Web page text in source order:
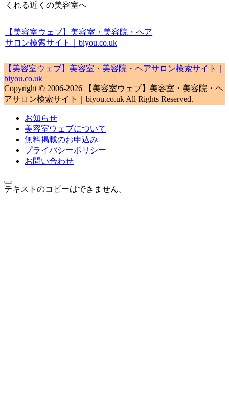
くれる近くの美容室へ
【美容室ウェブ】美容室・美容院・ヘア
サロン検索サイト｜biyou.co.uk
【美容室ウェブ】美容室・美容院・ヘアサロン検索サイト｜
biyou.co.uk
Copyright © 2006-2026 【美容室ウェブ】美容室・美容院・ヘ
アサロン検索サイト｜biyou.co.uk All Rights Reserved.
お知らせ
美容室ウェブについて
無料掲載のお申込み
プライバシーポリシー
お問い合わせ
テキストのコピーはできません。